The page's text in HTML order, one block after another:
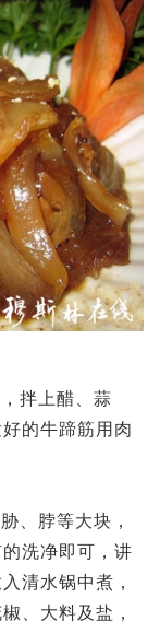
拌上醋、蒜
的牛蹄筋用肉
、脖等大块，
洗净即可，讲
清水锅中煮，
、大料及盐，